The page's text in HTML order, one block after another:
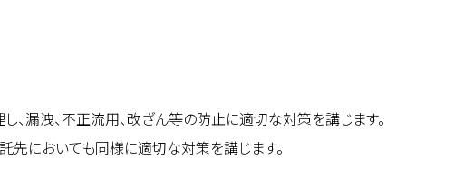
漏洩、不正流用、改ざん等の防止に適切な対策を講じます。
先においても同様に適切な対策を講じます。